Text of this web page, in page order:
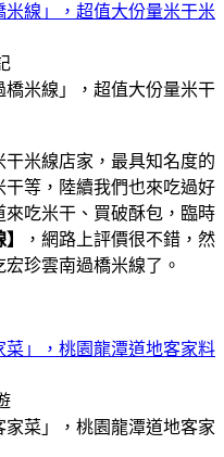
線」，超值大份量米干米
米線店家，最具知名度的
等，陸續我們也來吃過好
吃米干、買破酥包，臨時
，網路上評價很不錯，然
珍雲南過橋米線了。
」，桃園龍潭道地客家料